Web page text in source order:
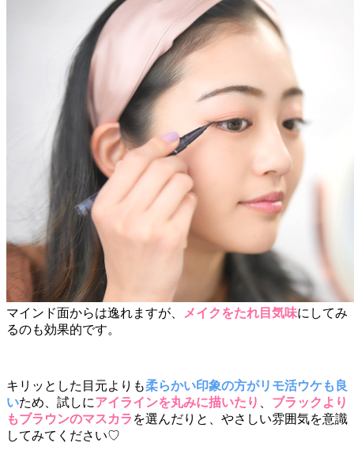
マインド面からは逸れますが、 メイクをたれ目気味にしてみ
るのも効果的です。
キリッとした目元よりも柔らかい印象の方がリモ活ウケも良
いため、試しにアイラインを丸みに描いたり
ブラックより
もブラウンのマスカラ を選んだりと、やさしい雰囲気を意識
してみてください♡